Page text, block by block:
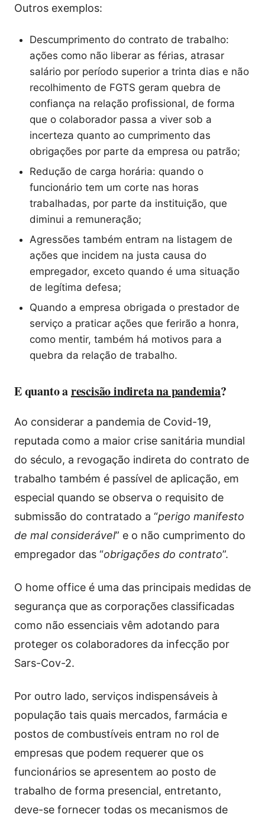
Outros exemplos:
Descumprimento do contrato de trabalho:
ações como não liberar as férias, atrasar
salário por período superior a trinta dias e não
recolhimento de FGTS geram quebra de
confiança na relação profissional, de forma
que o colaborador passa a viver sob a
incerteza quanto ao cumprimento das
obrigações por parte da empresa ou patrão;
Redução de carga horária: quando o
funcionário tem um corte nas horas
trabalhadas, por parte da instituição, que
diminui a remuneração;
Agressões também entram na listagem de
ações que incidem na justa causa do
empregador, exceto quando é uma situação
de legítima defesa;
Quando a empresa obrigada o prestador de
serviço a praticar ações que ferirão a honra,
como mentir, também há motivos para a
quebra da relação de trabalho.
E quanto arescisão indireta na pandemia?
Ao considerar a pandemia de Covid-19,
reputada como a maior crise sanitária mundial
do século, a revogação indireta do contrato de
trabalho também é passível de aplicação, em
especial quando se observa o requisito de
submissão do contratado a “perigo manifesto
de mal considerável” e o não cumprimento do
empregador das “obrigações do contrato”.
O home office é uma das principais medidas de
segurança que as corporações classificadas
como não essenciais vêm adotando para
proteger os colaboradores da infecção por
Sars-Cov-2.
Por outro lado, serviços indispensáveis à
população tais quais mercados, farmácia e
postos de combustíveis entram no rol de
empresas que podem requerer que os
funcionários se apresentem ao posto de
trabalho de forma presencial, entretanto,
deve-se fornecer todas os mecanismos de